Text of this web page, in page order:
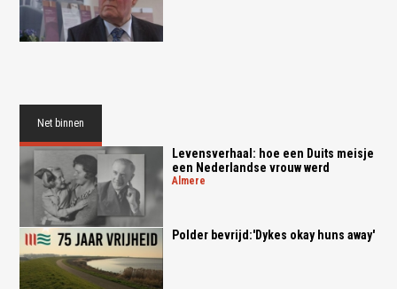
Net binnen
Levensverhaal: hoe een Duits meisje
een Nederlandse vrouw werd
almere
Polder bevrijd:'Dykes okay huns away'